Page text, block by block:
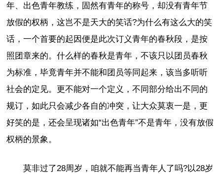
年、出色青年教练，固然有青年的称号，却没有青年节
放假的权柄，这岂不是天大的笑话?为什么有这么大的笑
话，一个首要的起因便是此次订义青年的春秋段，是按
照团章来的。什么样的春秋是青年，不该只以团员春秋
为标准，毕竟青年并不能和团员等同起来，该当多听听
社会的定见。更不能对一个定义，不同部分给出不同的
规订，如此只会减少各自的冲突，让大众莫衷一是，更
好笑的是，还会呈现诸如“出色青年”不是青年，没有放假
权柄的景象。
莫非过了28周岁，咱就不能再当青年人了吗?以28岁